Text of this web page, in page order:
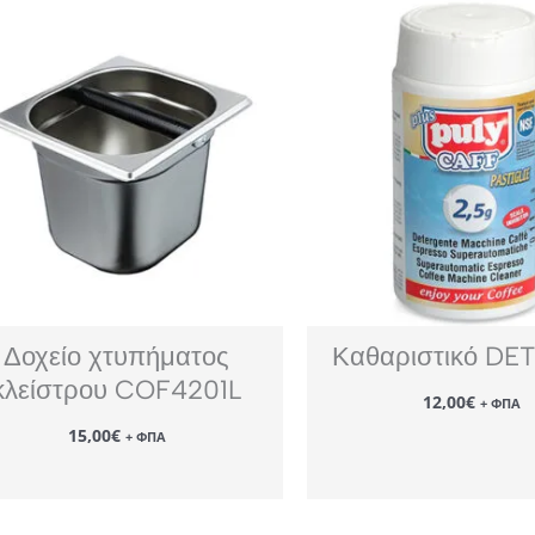
Δοχείο χτυπήματος
COF4201L
15,00€ + ΦΠΑ
Καθαριστικό
12,00€ + ΦΠΑ